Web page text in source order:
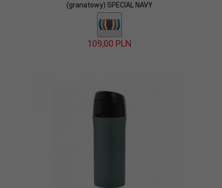
(granatowy) SPECIAL NAVY
109,00 PLN